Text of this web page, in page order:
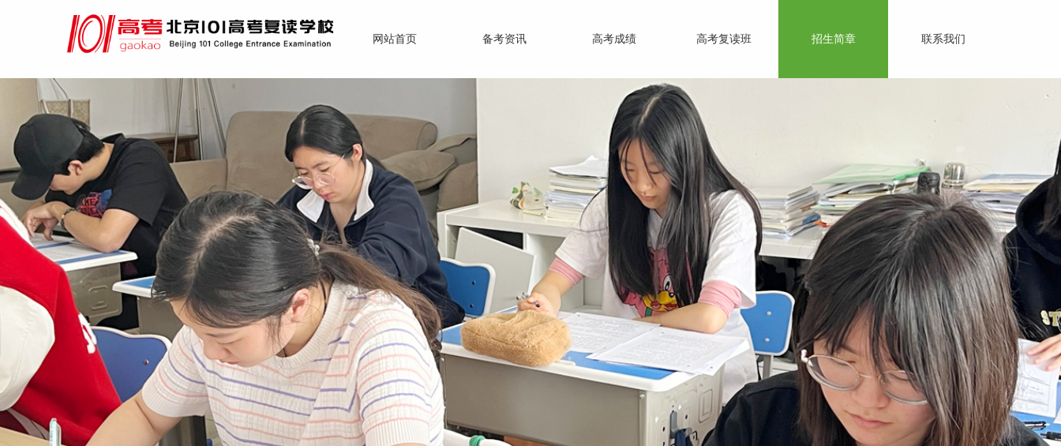
网站首页 备考资讯 高考成绩 高考复读班 招生简章 联系我们
百尺竿头 更进一步
教育的伟大目标不只是装饰而是训练心灵，使具备有用的能力
而非填塞前人经验的累积。
——(美）爱德华兹